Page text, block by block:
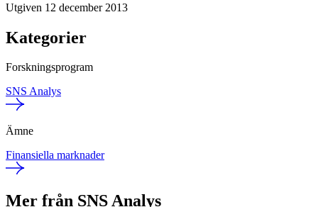
Utgiven 12 december 2013
Kategorier
Forskningsprogram
SNS Analys
Ämne
Finansiella marknader
Mer från SNS Analys